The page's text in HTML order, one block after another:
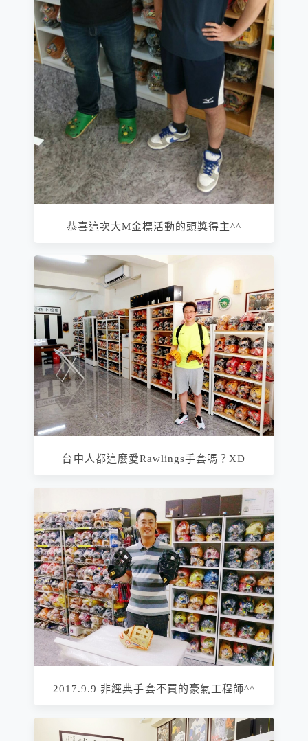
恭喜這次大M金標活動的頭獎得主^^
台中人都這麼愛Rawlings手套嗎？XD
2017.9.9 非經典手套不買的豪氣工程師^^